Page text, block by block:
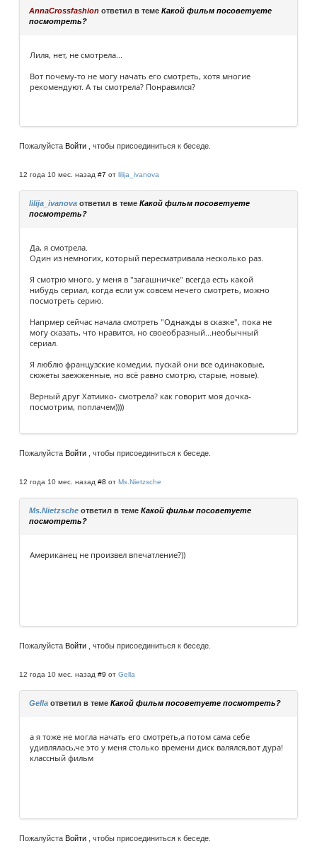
AnnaCrossfashion ответил в теме Какой фильм посоветуете
посмотреть?
Лиля, нет, не смотрела...
Вот почему-то не могу начать его смотреть, хотя многие
рекомендуют. А ты смотрела? Понравился?
Пожалуйста Войти , чтобы присоединиться к беседе.
12 года 10 мес. назад #7 от lilija_ivanova
lilija_ivanova ответил в теме Какой фильм посоветуете
посмотреть?
Да, я смотрела.
Один из немногих, который пересматривала несколько раз.
Я смотрю много, у меня в "загашничке" всегда есть какой
нибудь сериал, когда если уж совсем нечего смотреть, можно
посмотреть серию.
Напрмер сейчас начала смотреть "Однажды в сказке", пока не
могу сказать, что нравится, но своеобразный...необычный
сериал.
Я люблю французские комедии, пускай они все одинаковые,
сюжеты заежженные, но всё равно смотрю, старые, новые).
Верный друг Хатиико- смотрела? как говорит моя дочка-
посмотрим, поплачем))))
Пожалуйста Войти , чтобы присоединиться к беседе.
12 года 10 мес. назад #8 от Ms.Nietzsche
Ms.Nietzsche ответил в теме Какой фильм посоветуете
посмотреть?
Американец не произвел впечатление?))
Пожалуйста Войти , чтобы присоединиться к беседе.
12 года 10 мес. назад #9 от Gella
Gella ответил в теме Какой фильм посоветуете посмотреть?
а я тоже не могла начать его смотреть,а потом сама себе
удивлялась,че это у меня столько времени диск валялся,вот дура!
классный фильм
Пожалуйста Войти , чтобы присоединиться к беседе.